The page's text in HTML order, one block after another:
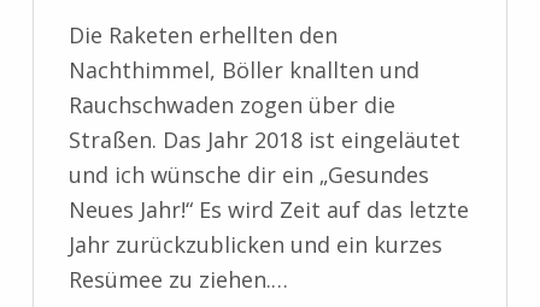
Die Raketen erhellten den
Nachthimmel, Böller knallten und
Rauchschwaden zogen über die
Straßen. Das Jahr 2018 ist eingeläutet
und ich wünsche dir ein „Gesundes
Neues Jahr!“ Es wird Zeit auf das letzte
Jahr zurückzublicken und ein kurzes
Resümee zu ziehen.…